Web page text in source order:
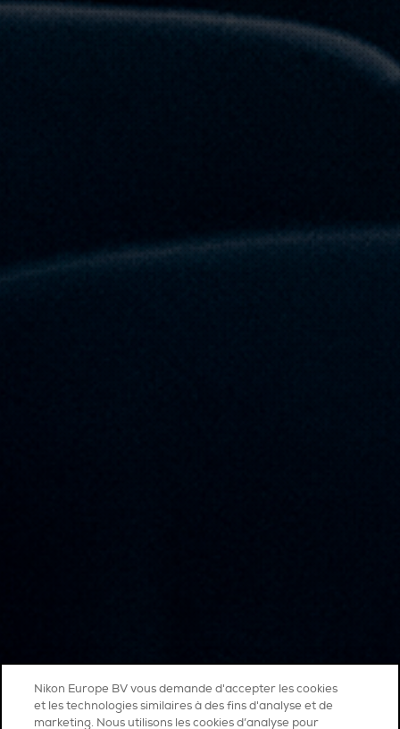
Nikon Europe BV vous demande d'accepter les cookies
et les technologies similaires à des fins d'analyse et de
marketing. Nous utilisons les cookies d’analyse pour